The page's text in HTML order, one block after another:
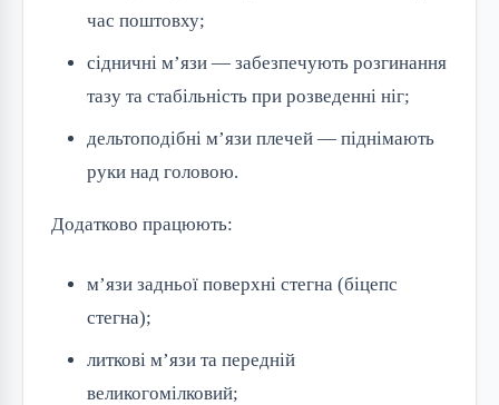
час поштовху;
сідничні м’язи — забезпечують розгинання
тазу та стабільність при розведенні ніг;
дельтоподібні м’язи плечей — піднімають
руки над головою.
Додатково працюють:
м’язи задньої поверхні стегна (біцепс
стегна);
литкові м’язи та передній
великогомілковий;